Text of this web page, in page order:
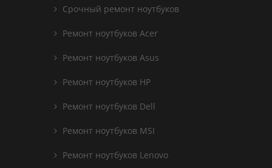
Срочный ремонт ноутбуков
Ремонт ноутбуков Acer
Ремонт ноутбуков Asus
Ремонт ноутбуков HP
Ремонт ноутбуков Dell
Ремонт ноутбуков MSI
Ремонт ноутбуков Lenovo